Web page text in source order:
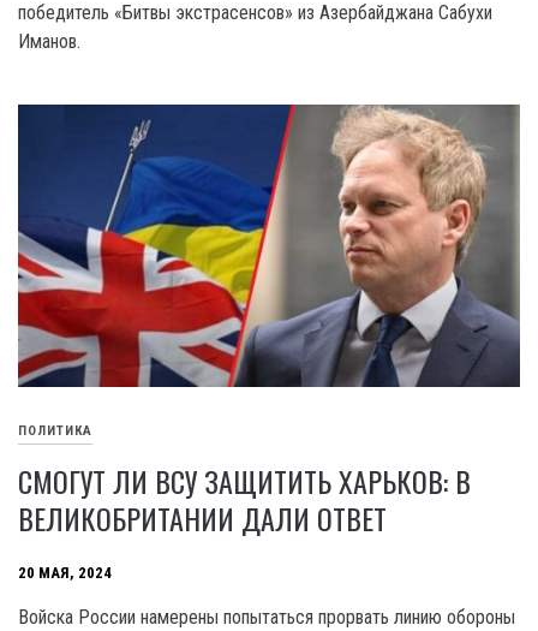
победитель «Битвы экстрасенсов» из Азербайджана Сабухи
Иманов.
ПОЛИТИКА
СМОГУТ ЛИ ВСУ ЗАЩИТИТЬ ХАРЬКОВ: В
ВЕЛИКОБРИТАНИИ ДАЛИ ОТВЕТ
20 МАЯ, 2024
Войска России намерены попытаться прорвать линию обороны